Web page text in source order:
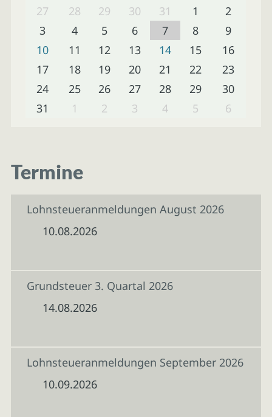
27
28 29 30 31 1
2
3
4 5 6 7 8
9
10
11 12 13 14 15
16
17
18 19 20 21 22
23
24
25 26 27 28 29
30
31
1 2 3 4 5 6
Termine
Lohnsteueranmeldungen August 2026
10.08.2026
Grundsteuer 3. Quartal 2026
14.08.2026
Lohnsteueranmeldungen September 2026
10.09.2026